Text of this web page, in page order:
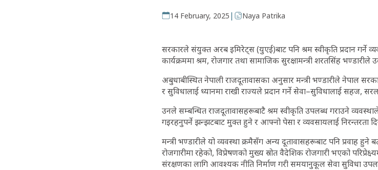
14 February, 2025 | Naya Patrika
सरकारले संयुक्त अरब इमिरेट्स (युएई)बाट पनि श्रम स्वीकृति प्रदान गर्ने
कार्यक्रममा श्रम, रोजगार तथा सामाजिक सुरक्षामन्त्री शरतसिंह
अबुधाबीस्थित नेपाली राजदूतावासका अनुसार मन्त्री भण्डारीले नेपाल
र सुविधालाई ध्यानमा राखी राज्यले प्रदान गर्ने सेवा–सुविधालाई सहज,
उनले सम्बन्धित राजदूतावासहरूबाटै श्रम स्वीकृति उपलब्ध गराउने
गइरहनुपर्ने झन्झटबाट मुक्त हुने र आफ्नो पेसा र व्यवसायलाई निरन्तरता
मन्त्री भण्डारीले यो व्यवस्था क्रमैसँग अन्य दूतावासहरूबाट पनि प्रवाह
रोजगारीमा रहेको, विप्रेषणको मुख्य स्रोत वैदेशिक रोजगारी भएको
संरक्षणका लागि आवश्यक नीति निर्माण गरी समयानुकूल सेवा सुविधा